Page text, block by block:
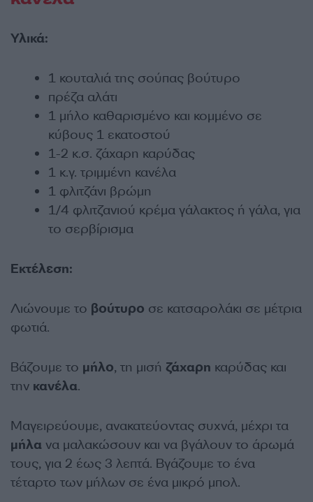
Υλικά:
1 κουταλιά της σούπας βούτυρο
πρέζα αλάτι
1 μήλο καθαρισμένο και κομμένο σε
κύβους 1 εκατοστού
1-2 κ.σ. ζάχαρη καρύδας
1 κ.γ. τριμμένη κανέλα
1 φλιτζάνι βρώμη
1/4 φλιτζανιού κρέμα γάλακτος ή γάλα, για
το σερβίρισμα
Εκτέλεση:
Λιώνουμε το βούτυρο σε κατσαρολάκι σε μέτρια
φωτιά.
Βάζουμε το μήλο, τη μισή ζάχαρη καρύδας και
την κανέλα.
Μαγειρεύουμε, ανακατεύοντας συχνά, μέχρι τα
μήλα να μαλακώσουν και να βγάλουν το άρωμά
τους, για 2 έως 3 λεπτά. Βγάζουμε το ένα
τέταρτο των μήλων σε ένα μικρό μπολ.